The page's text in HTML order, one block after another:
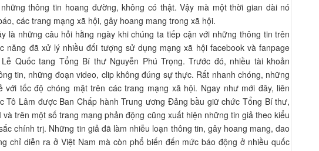
thông tin hoang đường, không có thật. Vậy mà một thời gian dài nó
các trang mạng xã hội, gây hoang mang trong xã hội.
là những câu hỏi hằng ngày khi chúng ta tiếp cận với những thông tin trên
năng đã xử lý nhiều đối tượng sử dụng mạng xã hội facebook và fanpage
Quốc tang Tổng Bí thư Nguyễn Phú Trọng. Trước đó, nhiều tài khoản
tin, những đoạn video, clip không đúng sự thực. Rất nhanh chóng, những
với tốc độ chóng mặt trên các trang mạng xã hội. Ngay như mới đây, liên
Tô Lâm được Ban Chấp hành Trung ương Đảng bầu giữ chức Tổng Bí thư,
trên một số trang mạng phản động cũng xuất hiện những tin giả theo kiểu
chính trị. Những tin giả đã làm nhiễu loạn thông tin, gây hoang mang, dao
chỉ diễn ra ở Việt Nam mà còn phổ biến đến mức báo động ở nhiều quốc